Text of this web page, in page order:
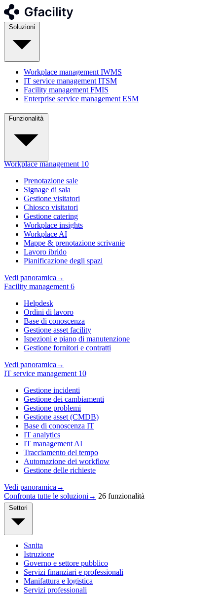
Workplace management IWMS
IT service management ITSM
Facility management FMIS
Enterprise service management ESM
Funzionalità
Workplace management 10
Prenotazione sale
Signage di sala
Gestione visitatori
Chiosco visitatori
Gestione catering
Workplace insights
Workplace AI
Mappe & prenotazione scrivanie
Lavoro ibrido
Pianificazione degli spazi
Vedi panoramica →
Facility management 6
Helpdesk
Ordini di lavoro
Base di conoscenza
Gestione asset facility
Ispezioni e piano di manutenzione
Gestione fornitori e contratti
Vedi panoramica →
IT service management 10
Gestione incidenti
Gestione dei cambiamenti
Gestione problemi
Gestione asset (CMDB)
Base di conoscenza IT
IT analytics
IT management AI
Tracciamento del tempo
Automazione dei workflow
Gestione delle richieste
Vedi panoramica →
Confronta tutte le soluzioni → 26 funzionalità
Sanita
Istruzione
Governo e settore pubblico
Servizi finanziari e professionali
Manifattura e logistica
Servizi professionali